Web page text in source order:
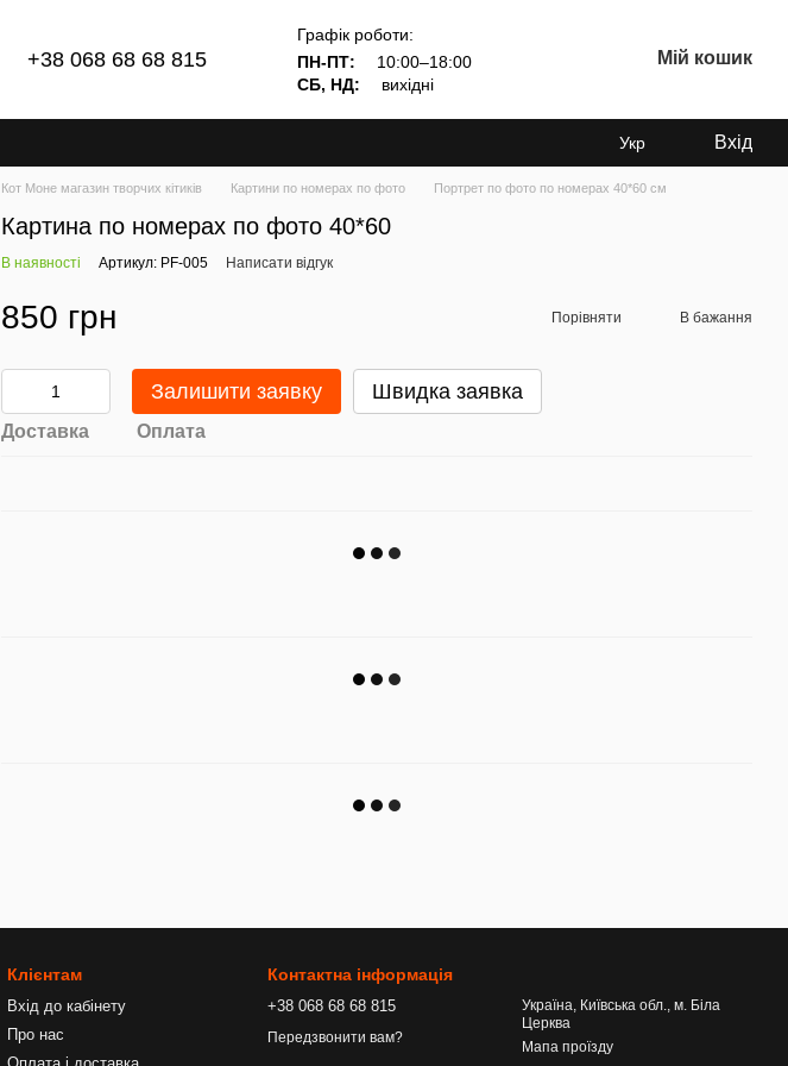
+38 068 68 68 815
Графік роботи:
ПН-ПТ:
10:00–18:00
СБ, НД:
вихідні
Мій кошик
Укр Вхід
Кот Моне магазин творчих кітиків Картини по номерах по фото Портрет по фото по номерах 40*60 см
Картина по номерах по фото 40*60
В наявності Артикул: PF-005 Написати відгук
850 грн Порівняти В бажання
Залишити заявку Швидка заявка
Доставка Оплата
Клієнтам
Вхід до кабінету
Про нас
Контактна інформація
+38 068 68 68 815
Передзвонити вам?
Україна, Київська обл., м. Біла
Церква
Мапа проїзду